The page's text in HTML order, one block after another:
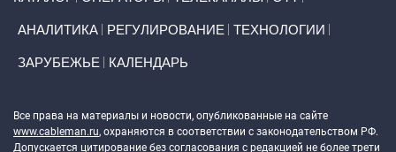
АНАЛИТИКА РЕГУЛИРОВАНИЕ ТЕХНОЛОГИИ
ЗАРУБЕЖЬЕ КАЛЕНДАРЬ
Все права на материалы и новости, опубликованные на сайте
www.cableman.ru, охраняются в соответствии с законодательством РФ.
Допускается цитирование без согласования с редакцией не более трети